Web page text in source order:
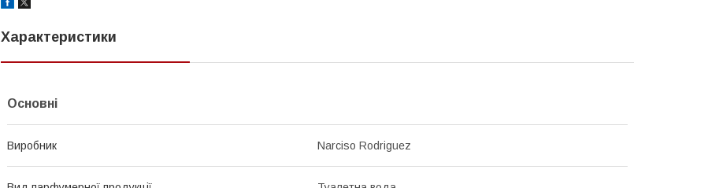
Характеристики
Основні
Виробник Narciso Rodriguez